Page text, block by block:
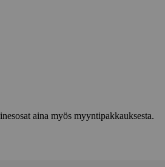
aina myös myyntipakkauksesta.